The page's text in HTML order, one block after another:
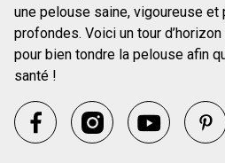
une pelouse saine, vigoureuse
profondes. Voici un tour
pour bien tondre la pelouse afin
santé !